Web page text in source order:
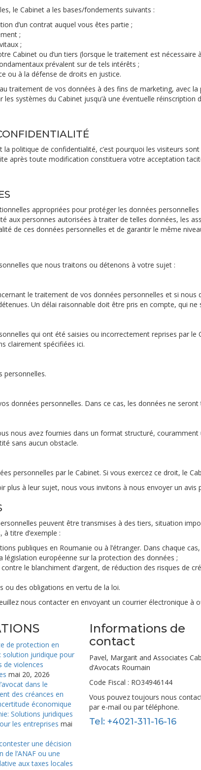
le Cabinet a les bases/fondements suivants :
d’un contrat auquel vous êtes partie ;
;
;
Cabinet ou d’un tiers (lorsque le traitement est nécessaire
prévalent sur de tels intérêts ;
ou à la défense de droits en justice.
traitement de vos données à des fins de marketing, avec
systèmes du Cabinet jusqu’à une éventuelle réinscription
politique de confidentialité, c’est pourquoi les visiteurs
après toute modification constituera votre acceptation
appropriées pour protéger les données
aux personnes autorisées à traiter de telles données, les
de ces données personnelles et de garantir le même
que nous traitons ou détenons à votre sujet :
le traitement de vos données personnelles et si nous
Un délai raisonnable doit être pris en compte, qui ne
qui ont été saisies ou incorrectement reprises par
clairement spécifiées ici.
personnelles.
données personnelles. Dans ce cas, les données ne
nous avez fournies dans un format structuré,
sans aucun obstacle.
personnelles par le Cabinet. Si vous exercez ce droit, le
plus à leur sujet, nous vous invitons à nous envoyer un
peuvent être transmises à des tiers, situation
titre d’exemple :
publiques en Roumanie ou à l’étranger. Dans chaque
européenne sur la protection des données ;
le blanchiment d’argent, de réduction des risques de
ou des obligations en vertu de la loi.
nous contacter en envoyant un courrier électronique à
de protection en
solution juridique pour
de violences
mai 20, 2026
dans le
des créances en
économique
Solutions juridiques
les entreprises mai
une décision
de l’ANAF ou une
aux taxes locales
Informations de
contact
Pavel, Margarit and Associates
d’Avocats Roumain
Code Fiscal : RO34946144
Vous pouvez toujours nous
par e-mail ou par téléphone.
Tel: +4021-311-16-16